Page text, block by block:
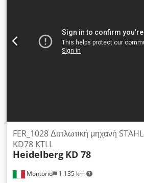
Montorio 1.135 km
FER_1028 Διπλωτική μηχανή STAHL
KD78 KTLL
Heidelberg KD 78